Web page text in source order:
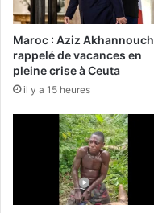
Maroc : Aziz Akhannouch
rappelé de vacances en
pleine crise à Ceuta
il y a 15 heures